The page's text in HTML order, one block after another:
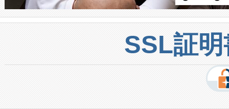
SSL証